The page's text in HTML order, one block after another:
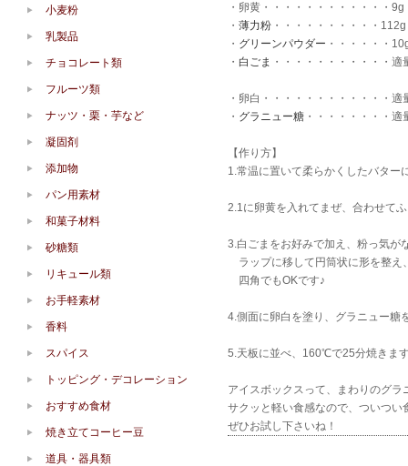
・卵黄・・・・・・・・・・・・9g
・ 薄力粉 ・・・・・・・・・・112g
・ グリーンパウダー ・・・・・・
・ 白ごま ・・・・・・・・・・・適
・卵白・・・・・・・・・・・・適
・ グラニュー糖 ・・・・・・・・適
【作り方】
1.常温に置いて柔らかくしたバター
2.1に卵黄を入れてまぜ、合わせて
3.白ごまをお好みで加え、粉っ気が
ラップに移して円筒状に形を整え
四角でもOKです♪
4.側面に卵白を塗り、グラニュー糖
5.天板に並べ、160℃で25分焼きま
アイスボックスって、まわりのグ
サクッと軽い食感なので、ついつい
ぜひお試し下さいね！
小麦粉
乳製品
チョコレート類
フルーツ類
ナッツ・栗・芋など
凝固剤
添加物
パン用素材
和菓子材料
砂糖類
リキュール類
お手軽素材
香料
スパイス
トッピング・デコレーション
おすすめ食材
焼き立てコーヒー豆
道具・器具類